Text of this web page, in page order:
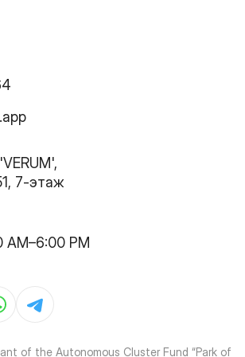
7-этаж
AM–6:00 PM
of the Autonomous Cluster Fund “Park of